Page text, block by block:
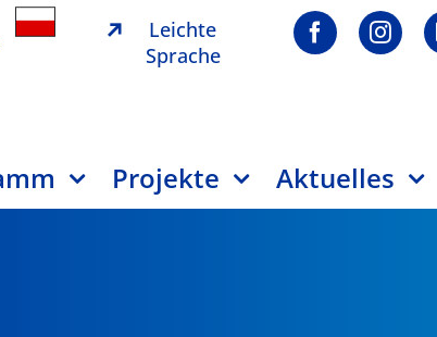
Leichte
Sprache
Projekte Aktuelles